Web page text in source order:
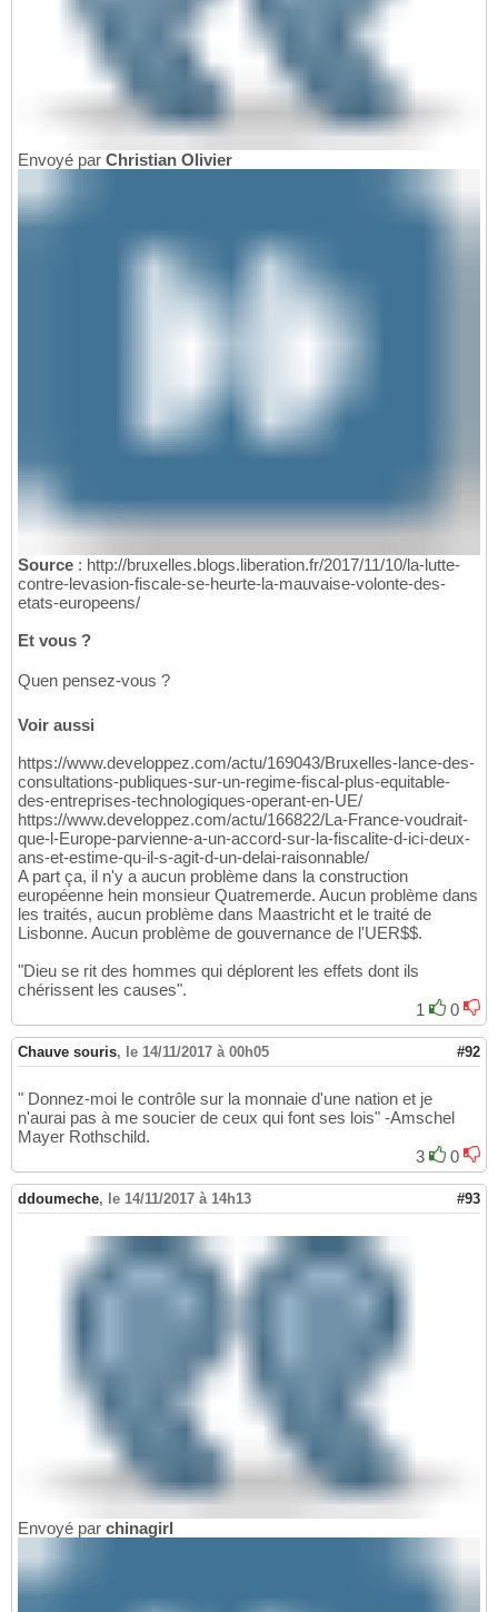
Envoyé par Christian Olivier
Source : http://bruxelles.blogs.liberation.fr/2017/11/10/la-lutte-
contre-levasion-fiscale-se-heurte-la-mauvaise-volonte-des-
etats-europeens/
Et vous ?
Quen pensez-vous ?
Voir aussi
https://www.developpez.com/actu/169043/Bruxelles-lance-des-
consultations-publiques-sur-un-regime-fiscal-plus-equitable-
des-entreprises-technologiques-operant-en-UE/
https://www.developpez.com/actu/166822/La-France-voudrait-
que-l-Europe-parvienne-a-un-accord-sur-la-fiscalite-d-ici-deux-
ans-et-estime-qu-il-s-agit-d-un-delai-raisonnable/
A part ça, il n'y a aucun problème dans la construction
européenne hein monsieur Quatremerde. Aucun problème dans
les traités, aucun problème dans Maastricht et le traité de
Lisbonne. Aucun problème de gouvernance de l'UER$$.
"Dieu se rit des hommes qui déplorent les effets dont ils
chérissent les causes".
1
0
Chauve souris, le 14/11/2017 à 00h05 #92
" Donnez-moi le contrôle sur la monnaie d'une nation et je
n'aurai pas à me soucier de ceux qui font ses lois" -Amschel
Mayer Rothschild.
3
0
ddoumeche, le 14/11/2017 à 14h13 #93
Envoyé par chinagirl